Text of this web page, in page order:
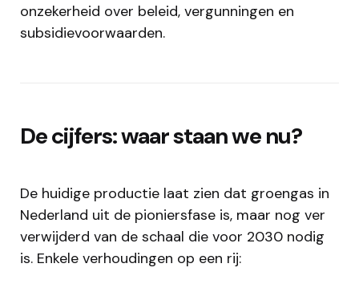
onzekerheid over beleid, vergunningen en
subsidievoorwaarden.
De cijfers: waar staan we nu?
De huidige productie laat zien dat groengas in
Nederland uit de pioniersfase is, maar nog ver
verwijderd van de schaal die voor 2030 nodig
is. Enkele verhoudingen op een rij: